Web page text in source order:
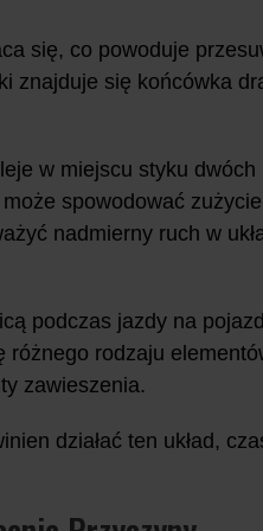
się, co powoduje
znajduje się końcówka
w miejscu styku dwóch
spowodować zużycie
nadmierny ruch w
podczas jazdy na
różnego rodzaju
zawieszenia.
działać ten układ,